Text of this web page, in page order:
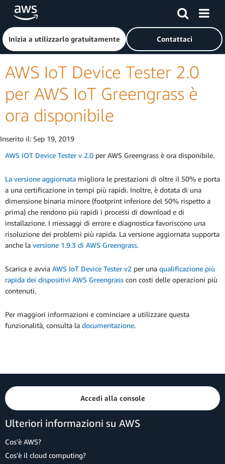
Passa al contenuto principale
Fai clic qui per tornare alla home page di Amazon Web
Inizia a utilizzarlo gratuitamente Contattaci
AWS IoT Device Tester 2.0
per AWS IoT Greengrass è
ora disponibile
Inserito il: Sep 19, 2019
AWS IOT Device Tester v 2.0 per AWS Greengrass è ora disponibile.
La versione aggiornata migliora le prestazioni di oltre il 50% e porta
a una certificazione in tempi più rapidi. Inoltre, è dotata di una
dimensione binaria minore (footprint inferiore del 50% rispetto a
prima) che rendono più rapidi i processi di download e di
installazione. I messaggi di errore e diagnostica favoriscono una
risoluzione dei problemi più rapida. La versione aggiornata supporta
anche la versione 1.9.3 di AWS Greengrass.
Scarica e avvia AWS IoT Device Tester v2 per una qualificazione più
rapida dei dispositivi AWS Greengrass con costi delle operazioni più
contenuti.
Per maggiori informazioni e cominciare a utilizzare questa
funzionalità, consulta la documentazione.
Accedi alla console
Ulteriori informazioni su AWS
Cos'è AWS?
Cos'è il cloud computing?